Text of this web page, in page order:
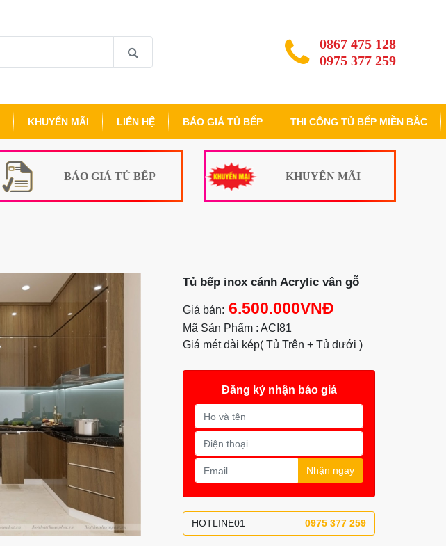
0867 475 128
0975 377 259
KHUYẾN MÃI LIÊN HỆ BÁO GIÁ TỦ BẾP THI CÔNG TỦ BẾP MIỀN BẮC
BÁO GIÁ TỦ BẾP KHUYẾN MÃI
Tủ bếp inox cánh Acrylic vân gỗ
Giá bán: 6.500.000VNĐ
Mã Sản Phẩm : ACI81
Giá mét dài kép( Tủ Trên + Tủ dưới )
Đăng ký nhận báo giá
Nhận ngay
HOTLINE01 0975 377 259